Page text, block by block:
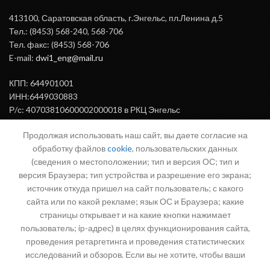
413100, Саратовская область, г.Энгельс, пл.Ленина д.5
Тел.: (8453) 568-240, 568-706
Тел. факс: (8453) 568-706
E-mail: dwi1_eng@mail.ru
КПП: 644901001
ИНН:6449030883
Р/с: 40703810600002000018 в РКЦ Энгельс
БИК: 046375000
ВАЖНАЯ ИНФОРМАЦИЯ
Письмо директору
Продолжая использовать наш сайт, вы даете согласие на
обработку файловcookie, пользовательских данных
(сведения о местоположении; тип и версия ОС; тип и
версия Браузера; тип устройства и разрешение его экрана;
источник откуда пришел на сайт пользователь; с какого
сайта или по какой рекламе; язык ОС и Браузера; какие
страницы открывает и на какие кнопки нажимает
пользователь; ip-адрес) в целях функционирования сайта,
проведения ретаргетинга и проведения статистических
исследований и обзоров. Если вы не хотите, чтобы ваши